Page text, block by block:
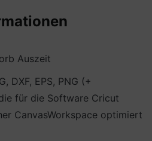
Auszeit
DXF, EPS, PNG (+
für die Software Cricut
CanvasWorkspace optimiert